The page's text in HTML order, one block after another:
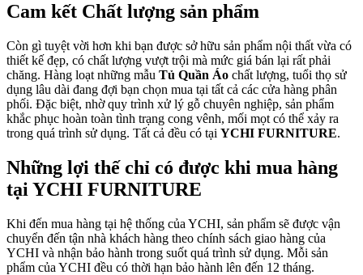
Cam kết Chất lượng sản phẩm
Còn gì tuyệt vời hơn khi bạn được sở hữu sản phẩm nội thất vừa có
thiết kế đẹp, có chất lượng vượt trội mà mức giá bán lại rất phải
chăng. Hàng loạt những mẫu Tủ Quần Áo chất lượng, tuổi thọ sử
dụng lâu dài đang đợi bạn chọn mua tại tất cả các cửa hàng phân
phối. Đặc biệt, nhờ quy trình xử lý gỗ chuyên nghiệp, sản phẩm
khắc phục hoàn toàn tình trạng cong vênh, mối mọt có thể xảy ra
trong quá trình sử dụng. Tất cả đều có tại YCHI FURNITURE.
Những lợi thế chỉ có được khi mua hàng
tại YCHI FURNITURE
Khi đến mua hàng tại hệ thống của YCHI, sản phẩm sẽ được vận
chuyển đến tận nhà khách hàng theo chính sách giao hàng của
YCHI và nhận bảo hành trong suốt quá trình sử dụng. Mỗi sản
phẩm của YCHI đều có thời hạn bảo hành lên đến 12 tháng.